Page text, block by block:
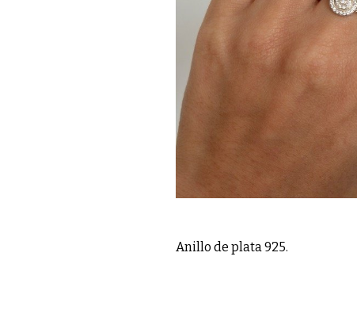
Anillo de plata 925.